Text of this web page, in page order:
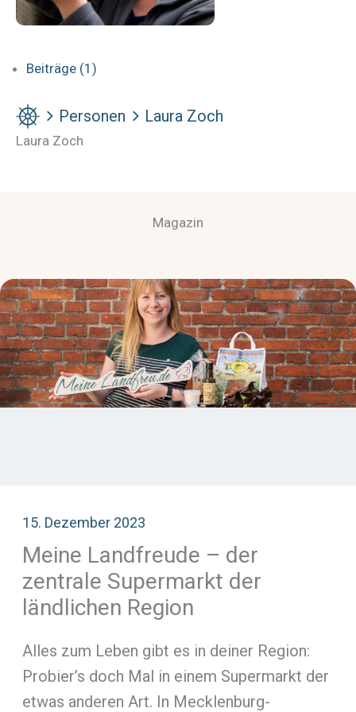
Beiträge (1)
Personen Laura Zoch
Laura Zoch
Magazin
15. Dezember 2023
Meine Landfreude – der
zentrale Supermarkt der
ländlichen Region
Alles zum Leben gibt es in deiner Region:
Probier’s doch Mal in einem Supermarkt der
etwas anderen Art. In Mecklenburg-